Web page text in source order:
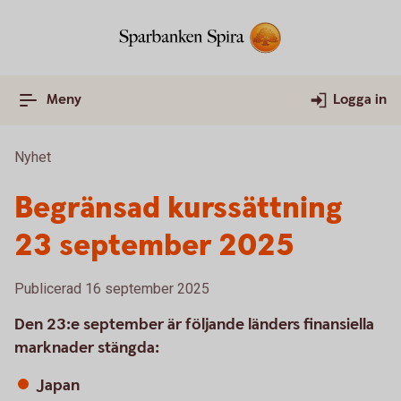
Meny Logga in
Nyhet
Begränsad kurssättning
23 september 2025
Publicerad 16 september 2025
Den 23:e september är följande länders finansiella
marknader stängda:
Japan